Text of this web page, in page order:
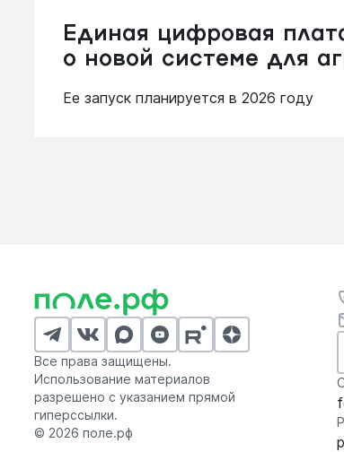
Единая цифровая
о новой системе для
Ее запуск планируется в 2026 году
Все права защищены.
Использование материалов
разрешено с указанием прямой
гиперссылки.
© 2026 поле.рф